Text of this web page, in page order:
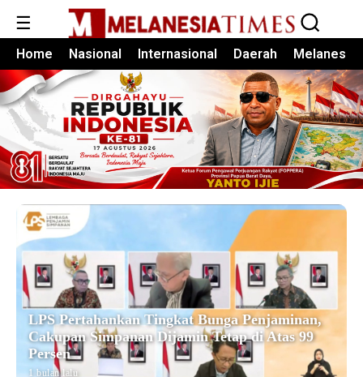
☰
Home Nasional Internasional Daerah Melanesia
LPS Pertahankan Tingkat Bunga Penjaminan,
Cakupan Simpanan Dijamin Tetap di Atas 99
Persen
1 bulan lalu